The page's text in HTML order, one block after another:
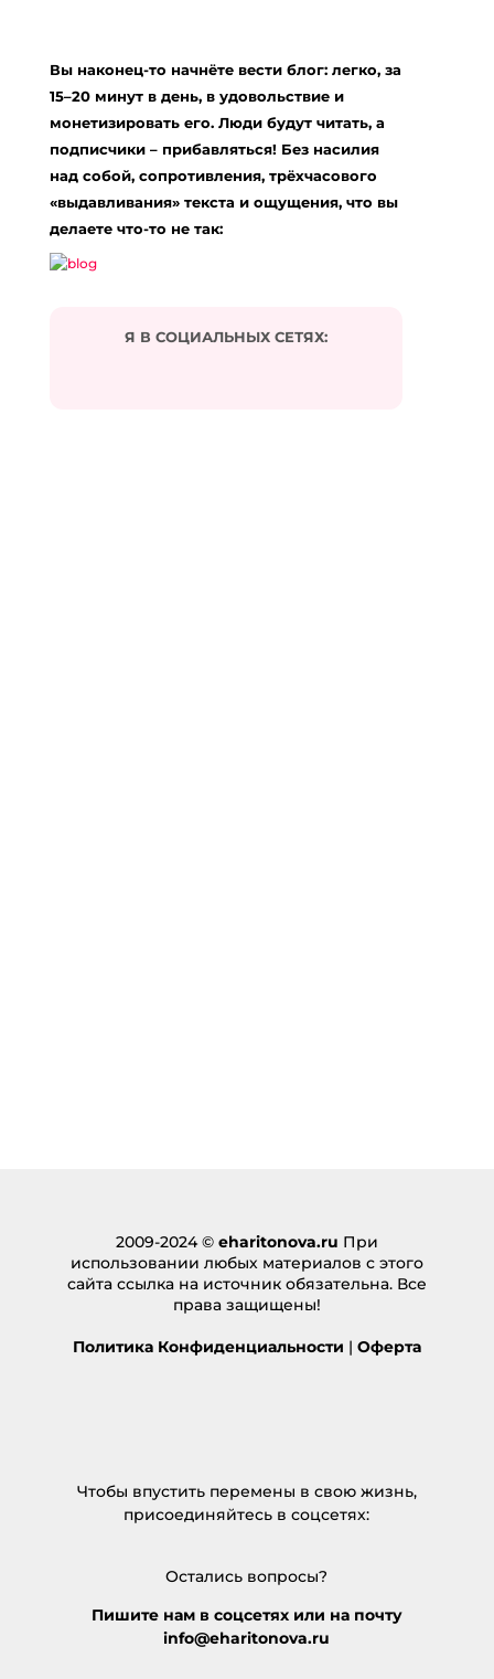
Обязательные поля помечены*
Подписаться на комментарии по e-mail
Вы наконец-то начнёте вести блог: легко, за
15–20 минут в день, в удовольствие и
монетизировать его. Люди будут читать, а
подписчики – прибавляться! Без насилия
над собой, сопротивления, трёхчасового
«выдавливания» текста и ощущения, что вы
делаете что-то не так:
Я В СОЦИАЛЬНЫХ СЕТЯХ:
2009-2024 © eharitonova.ru При
использовании любых материалов с этого
сайта ссылка на источник обязательна. Все
права защищены!
Политика Конфиденциальности | Оферта
Чтобы впустить перемены в свою жизнь,
присоединяйтесь в соцсетях:
Остались вопросы?
Пишите нам в соцсетях или на почту
info@eharitonova.ru